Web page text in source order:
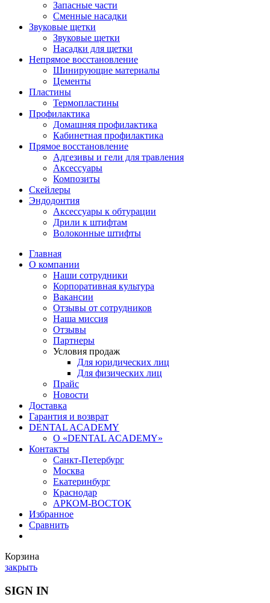
Запасные части
Сменные насадки
Звуковые щетки
Звуковые щетки
Насадки для щетки
Непрямое восстановление
Шинирующие материалы
Цементы
Пластины
Термопластины
Профилактика
Домашняя профилактика
Кабинетная профилактика
Прямое восстановление
Адгезивы и гели для травления
Аксессуары
Композиты
Скейлеры
Эндодонтия
Аксессуары к обтурации
Дрили к штифтам
Волоконные штифты
Главная
О компании
Наши сотрудники
Корпоративная культура
Вакансии
Отзывы от сотрудников
Наша миссия
Отзывы
Партнеры
Условия продаж
Для юридических лиц
Для физических лиц
Прайс
Новости
Доставка
Гарантия и возврат
DENTAL ACADEMY
О «DENTAL ACADEMY»
Контакты
Санкт-Петербург
Москва
Екатеринбург
Краснодар
АРКОМ-ВОСТОК
Избранное
Сравнить
Корзина
закрыть
SIGN IN